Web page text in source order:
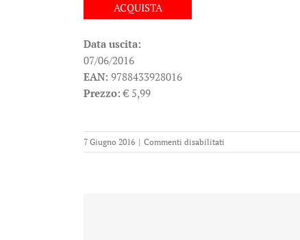
ACQUISTA
Data uscita:
07/06/2016
EAN: 9788433928016
Prezzo: € 5,99
7 Giugno 2016 | Commenti disabilitati
Seda